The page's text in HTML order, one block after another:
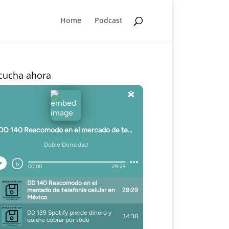
Home Podcast
ahora